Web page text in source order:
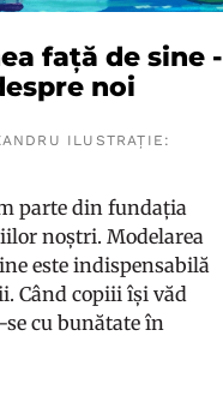
față de sine -
noi
ILUSTRAȚIE:
parte din fundația
noștri. Modelarea
este indispensabilă
Când copiii își văd
cu bunătate în